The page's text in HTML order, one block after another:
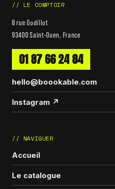
// LE COMPTOIR
8 rue Godillot
93400 Saint-Ouen, France
01 87 66 24 84
hello@boookable.com
Instagram ↗
// NAVIGUER
Accueil
Le catalogue